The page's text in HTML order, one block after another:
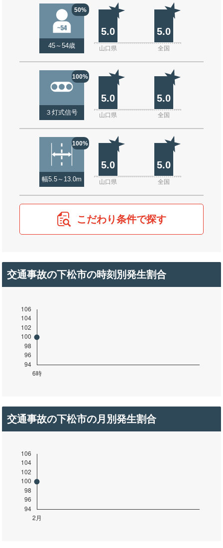
50%
45～54歳
5.0 5.0
山口県 全国
100%
３灯式信号
5.0 5.0
山口県 全国
100%
幅5.5～13.0m
5.0 5.0
山口県 全国
こだわり条件で探す
交通事故の下松市の時刻別発生割合
交通事故の下松市の月別発生割合